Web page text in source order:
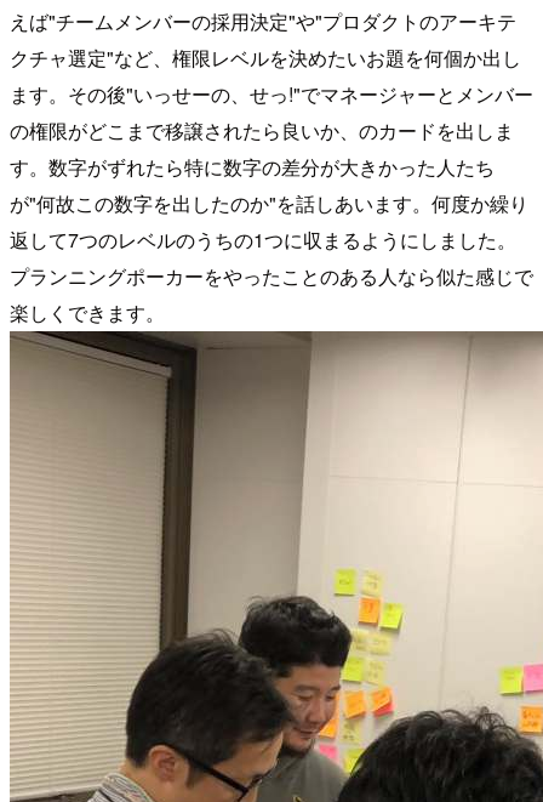
えば"チームメンバーの採用決定"や"プロダクトのアーキテ
クチャ選定"など、権限レベルを決めたいお題を何個か出し
ます。その後"いっせーの、せっ!"でマネージャーとメンバー
の権限がどこまで移譲されたら良いか、のカードを出しま
す。数字がずれたら特に数字の差分が大きかった人たち
が"何故この数字を出したのか"を話しあいます。何度か繰り
返して7つのレベルのうちの1つに収まるようにしました。
プランニングポーカーをやったことのある人なら似た感じで
楽しくできます。